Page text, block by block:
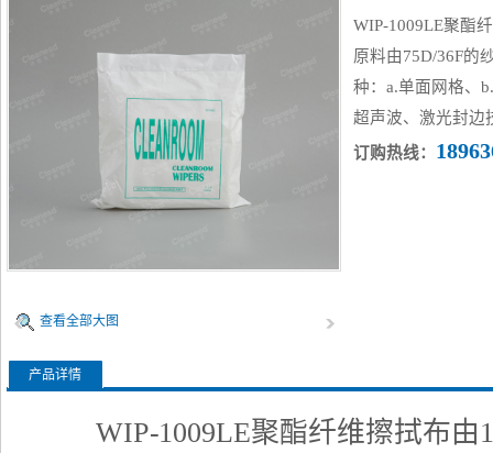
查看全部大图
WIP-1009LE聚酯
原料由75D/36F的
种：a.单面网格、
超声波、激光封边
订购热线：
产品详情
WIP-1009LE聚酯纤维擦拭布由